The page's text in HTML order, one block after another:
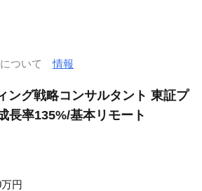
について情報
ング戦略コンサルタント 東証プ
長率135%/基本リモート
円